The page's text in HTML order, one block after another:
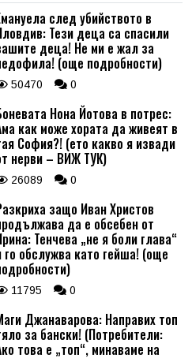
след убийството в
Тези деца са спасили
деца! Не ми е жал за
(още подробности)
50470 0
Нона Йотова в потрес:
как може хората да живеят в
София?! (ето какво я извади
нерви – ВИЖ ТУК)
26089 0
защо Иван Христов
да е обсебен от
Тенчева „не я боли глава“
го обслужва като гейша! (още
11795 0
Джанаварова: Направих топ
за бански! (Потребители:
това е „топ“, минаваме на